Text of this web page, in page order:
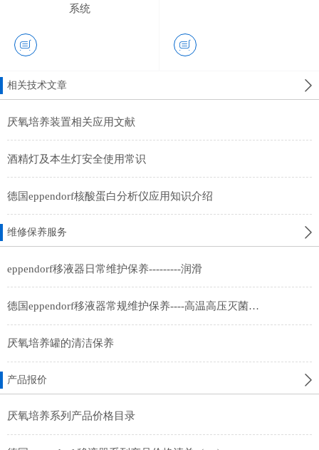
系统
相关技术文章
厌氧培养装置相关应用文献
酒精灯及本生灯安全使用常识
德国eppendorf核酸蛋白分析仪应用知识介绍
维修保养服务
eppendorf移液器日常维护保养---------润滑
德国eppendorf移液器常规维护保养----高温高压灭菌及紫外线照射灭菌
厌氧培养罐的清洁保养
产品报价
厌氧培养系列产品价格目录